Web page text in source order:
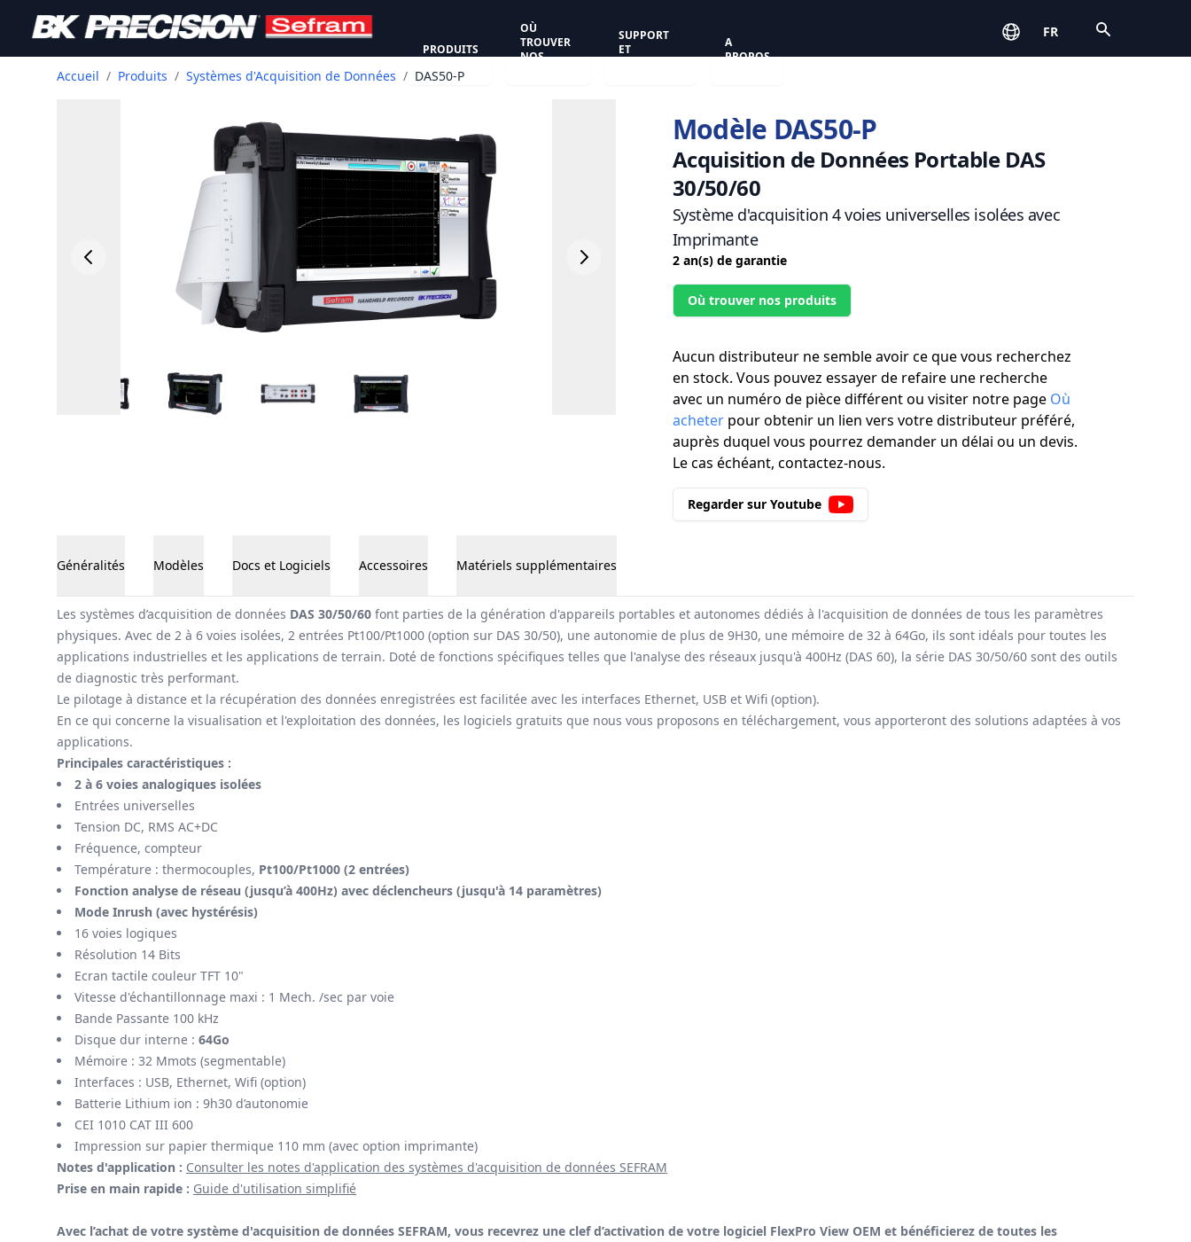
PRODUITS
OÙ
TROUVER
NOS
SUPPORT
ET
A
PROPOS
FR
Accueil / Produits / Systèmes d'Acquisition de Données / DAS50-P
Modèle DAS50-P
Acquisition de Données Portable DAS
30/50/60
Système d'acquisition 4 voies universelles isolées avec
Imprimante
2 an(s) de garantie
Où trouver nos produits
Aucun distributeur ne semble avoir ce que vous recherchez
en stock. Vous pouvez essayer de refaire une recherche
avec un numéro de pièce différent ou visiter notre page Où
acheterpour obtenir un lien vers votre distributeur préféré,
auprès duquel vous pourrez demander un délai ou un devis.
Le cas échéant, contactez-nous.
Regarder sur Youtube
Généralités Modèles Docs et Logiciels Accessoires Matériels supplémentaires
Généralités
Les systèmes d’acquisition de données DAS 30/50/60 font parties de la génération d'appareils portables et autonomes dédiés à l'acquisition de données de tous les paramètres
physiques. Avec de 2 à 6 voies isolées, 2 entrées Pt100/Pt1000 (option sur DAS 30/50), une autonomie de plus de 9H30, une mémoire de 32 à 64Go, ils sont idéals pour toutes les
applications industrielles et les applications de terrain. Doté de fonctions spécifiques telles que l'analyse des réseaux jusqu'à 400Hz (DAS 60), la série DAS 30/50/60 sont des outils
de diagnostic très performant.
Le pilotage à distance et la récupération des données enregistrées est facilitée avec les interfaces Ethernet, USB et Wifi (option).
En ce qui concerne la visualisation et l'exploitation des données, les logiciels gratuits que nous vous proposons en téléchargement, vous apporteront des solutions adaptées à vos
applications.
Principales caractéristiques :
2 à 6 voies analogiques isolées
Entrées universelles
Tension DC, RMS AC+DC
Fréquence, compteur
Température : thermocouples, Pt100/Pt1000 (2 entrées)
Fonction analyse de réseau (jusqu’à 400Hz) avec déclencheurs (jusqu'à 14 paramètres)
Mode Inrush (avec hystérésis)
16 voies logiques
Résolution 14 Bits
Ecran tactile couleur TFT 10"
Vitesse d'échantillonnage maxi : 1 Mech. /sec par voie
Bande Passante 100 kHz
Disque dur interne : 64Go
Mémoire : 32 Mmots (segmentable)
Interfaces : USB, Ethernet, Wifi (option)
Batterie Lithium ion : 9h30 d’autonomie
CEI 1010 CAT III 600
Impression sur papier thermique 110 mm (avec option imprimante)
Notes d'application : Consulter les notes d'application des systèmes d'acquisition de données SEFRAM
Prise en main rapide : Guide d'utilisation simplifié
Avec l’achat de votre système d'acquisition de données SEFRAM, vous recevrez une clef d’activation de votre logiciel FlexPro View OEM et bénéficierez de toutes les